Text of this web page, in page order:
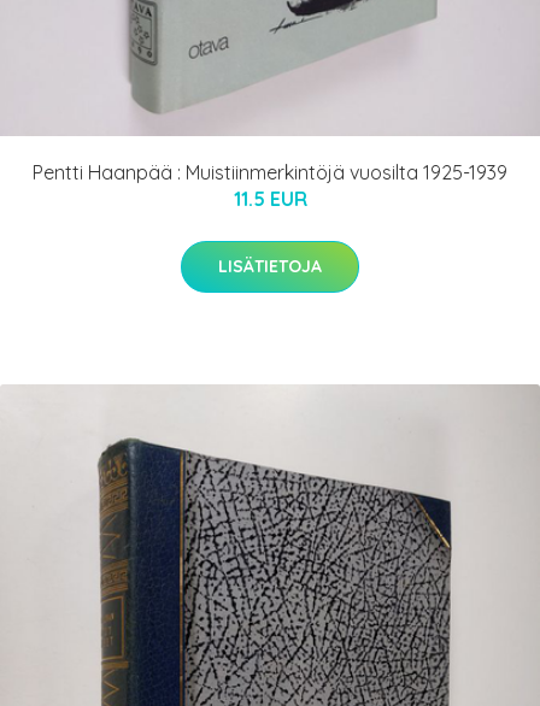
Pentti Haanpää : Muistiinmerkintöjä vuosilta 1925-1939
11.5 EUR
LISÄTIETOJA